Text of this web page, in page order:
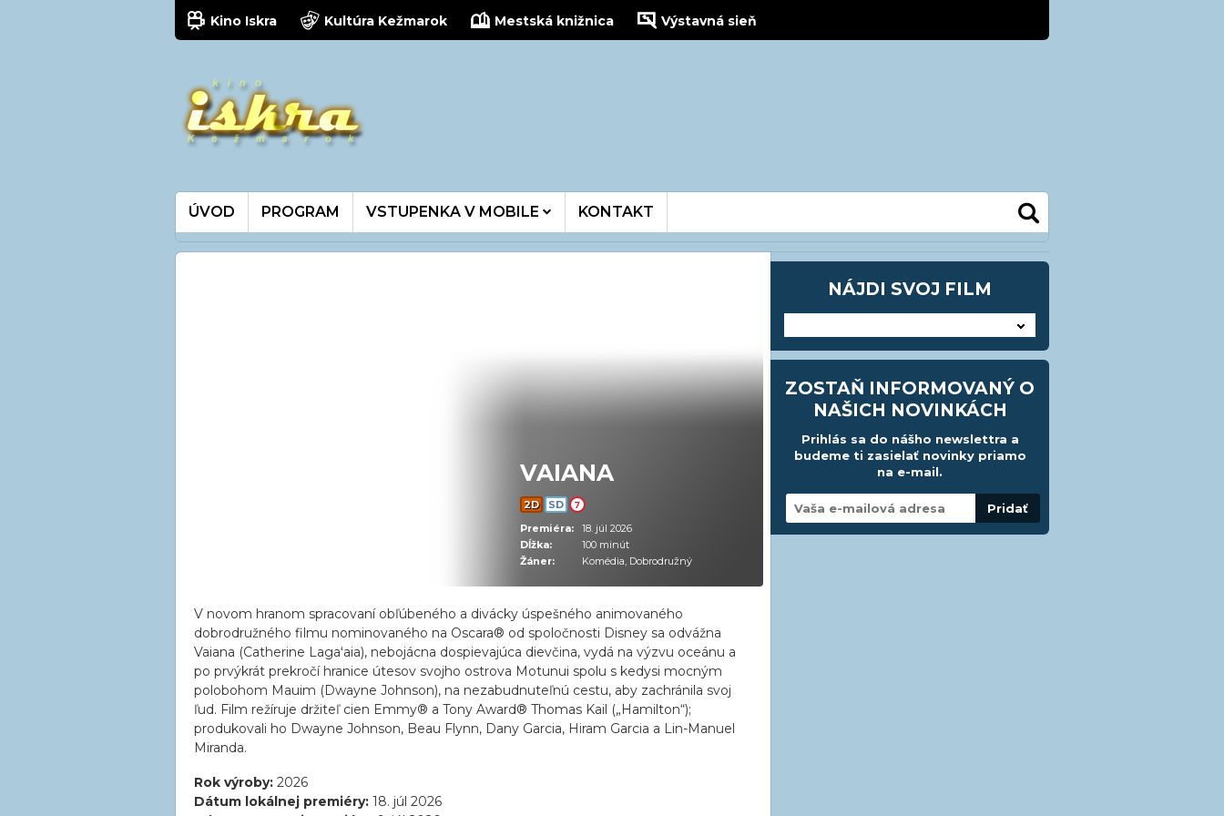
Kino Iskra Kultúra Kežmarok Mestská knižnica Výstavná sieň
ÚVOD PROGRAM VSTUPENKA V MOBILE KONTAKT
VAIANA
2D SD
7
Premiéra:
18. júl 2026
Dĺžka:
100 minút
Žáner:
Komédia, Dobrodružný
V novom hranom spracovaní obľúbeného a divácky úspešného animovaného
dobrodružného filmu nominovaného na Oscara® od spoločnosti Disney sa odvážna
Vaiana (Catherine Lagaʻaia), nebojácna dospievajúca dievčina, vydá na výzvu oceánu a
po prvýkrát prekročí hranice útesov svojho ostrova Motunui spolu s kedysi mocným
polobohom Mauim (Dwayne Johnson), na nezabudnuteľnú cestu, aby zachránila svoj
ľud. Film režíruje držiteľ cien Emmy® a Tony Award® Thomas Kail („Hamilton“);
produkovali ho Dwayne Johnson, Beau Flynn, Dany Garcia, Hiram Garcia a Lin-Manuel
Miranda.
Rok výroby: 2026
Dátum lokálnej premiéry: 18. júl 2026
NÁJDI SVOJ FILM
ZOSTAŇ INFORMOVANÝ O
NAŠICH NOVINKÁCH
Prihlás sa do nášho newslettra a
budeme ti zasielať novinky priamo
na e-mail.